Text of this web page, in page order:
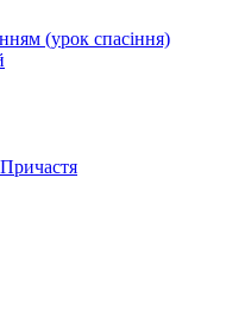
(урок спасіння)